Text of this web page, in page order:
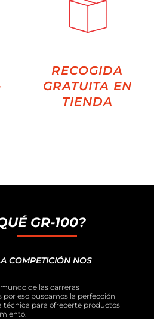
RECOGIDA
GRATUITA EN
TIENDA
GR-100?
COMPETICIÓN NOS
de las carreras
por eso buscamos la perfección
técnica para ofrecerte productos